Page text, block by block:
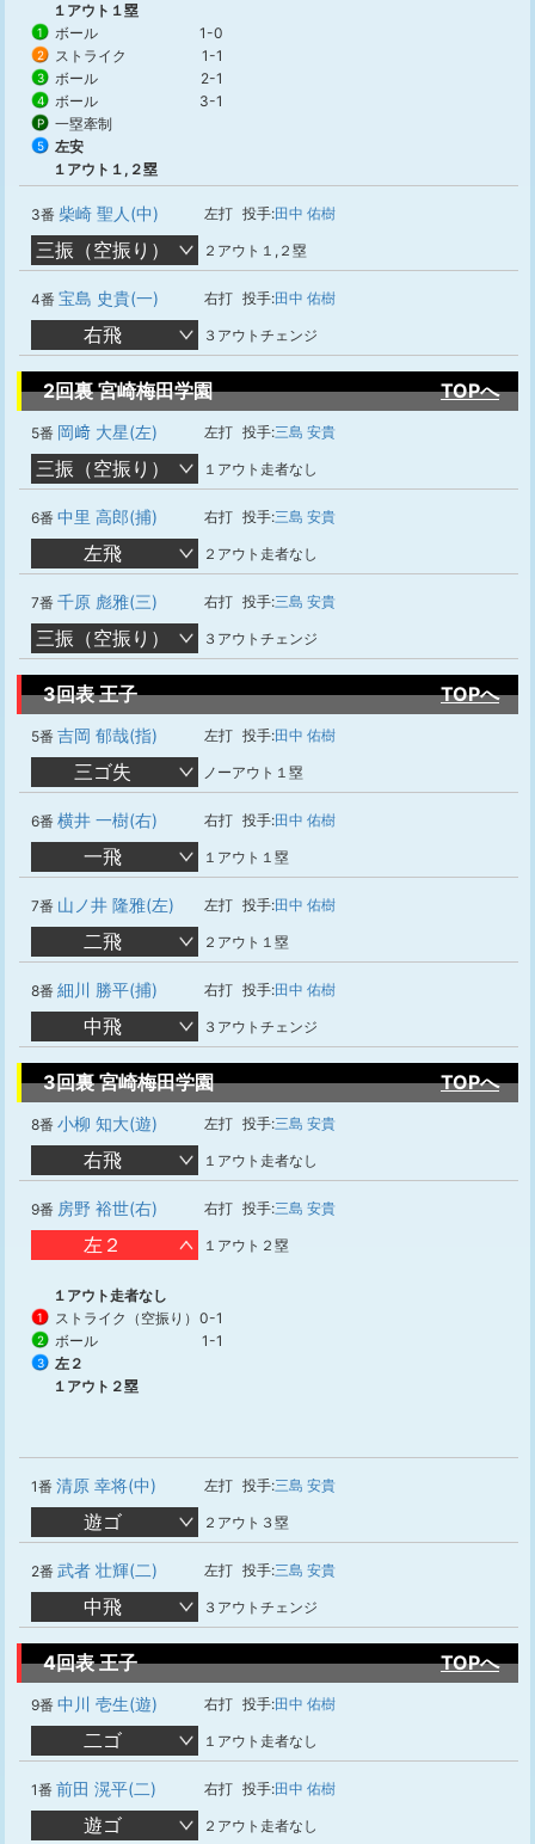
１アウト１塁
1 ボール 1-0
2 ストライク 1-1
3 ボール 2-1
4 ボール 3-1
P 一塁牽制
5
左安
１アウト１,２塁
3番 柴崎 聖人(中) 左打 投手:田中 佑樹
三振（空振り） ２アウト１,２塁
4番 宝島 史貴(一) 右打 投手:田中 佑樹
右飛 ３アウトチェンジ
2回裏 宮崎梅田学園 TOPへ
5番 岡﨑 大星(左) 左打 投手:三島 安貴
三振（空振り） １アウト走者なし
6番 中里 高郎(捕) 右打 投手:三島 安貴
左飛 ２アウト走者なし
7番 千原 彪雅(三) 右打 投手:三島 安貴
三振（空振り） ３アウトチェンジ
3回表 王子 TOPへ
5番 吉岡 郁哉(指) 左打 投手:田中 佑樹
三ゴ失 ノーアウト１塁
6番 横井 一樹(右) 右打 投手:田中 佑樹
一飛 １アウト１塁
7番 山ノ井 隆雅(左) 左打 投手:田中 佑樹
二飛 ２アウト１塁
8番 細川 勝平(捕) 右打 投手:田中 佑樹
中飛 ３アウトチェンジ
3回裏 宮崎梅田学園 TOPへ
8番 小柳 知大(遊) 左打 投手:三島 安貴
右飛 １アウト走者なし
9番 房野 裕世(右) 右打 投手:三島 安貴
左２ １アウト２塁
１アウト走者なし
1 ストライク（空振り） 0-1
2 ボール 1-1
3
左２
１アウト２塁
1番 清原 幸将(中) 左打 投手:三島 安貴
遊ゴ ２アウト３塁
2番 武者 壮輝(二) 左打 投手:三島 安貴
中飛 ３アウトチェンジ
4回表 王子 TOPへ
9番 中川 壱生(遊) 右打 投手:田中 佑樹
二ゴ １アウト走者なし
1番 前田 滉平(二) 右打 投手:田中 佑樹
遊ゴ ２アウト走者なし